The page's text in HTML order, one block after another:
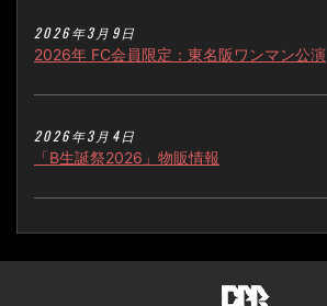
2026年3月9日
2026年 FC会員限定：東名阪ワンマン公演
2026年3月4日
「B生誕祭2026」物販情報